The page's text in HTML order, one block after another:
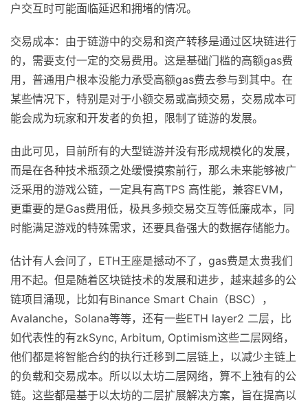
户交互时可能面临延迟和拥堵的情况。
交易成本：由于链游中的交易和资产转移是通过区块链进行
的，需要支付一定的交易费用。这是基础门槛的高额gas费
用，普通用户根本没能力承受高额gas费去参与到其中。在
某些情况下，特别是对于小额交易或高频交易，交易成本可
能会成为玩家和开发者的负担，限制了链游的发展。
由此可见，目前所有的大型链游并没有形成规模化的发展，
而是在各种技术瓶颈之处缓慢摸索前行，那么未来能够被广
泛采用的游戏公链，一定具有高TPS 高性能，兼容EVM，
更重要的是Gas费用低，极具多频交易交互等低廉成本，同
时能满足游戏的特殊需求，还要具备强大的数据存储能力。
估计有人会问了，ETH王座是撼动不了，gas费是太贵我们
用不起。但是随着区块链技术的发展和进步，越来越多的公
链项目涌现，比如有Binance Smart Chain（BSC），
Avalanche，Solana等等，还有一些ETH layer2 二层，比
如代表性的有zkSync, Arbitum, Optimism这些二层网络，
他们都是将智能合约的执行迁移到二层链上，以减少主链上
的负载和交易成本。所以以太坊二层网络，算不上独有的公
链。这些都是基于以太坊的二层扩展解决方案，旨在提高以